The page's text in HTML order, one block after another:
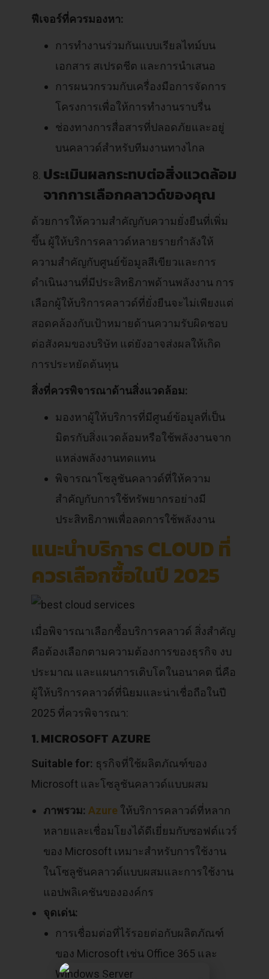
ฟีเจอร์ที่ควรมองหา:
การทำงานร่วมกันแบบเรียลไทม์บน
เอกสาร สเปรดชีต และการนำเสนอ
การผนวกรวมกับเครื่องมือการจัดการ
โครงการเพื่อให้การทำงานราบรื่น
ช่องทางการสื่อสารที่ปลอดภัยและอยู่
บนคลาวด์สำหรับทีมงานทางไกล
ประเมินผลกระทบต่อสิ่งแวดล้อม
จากการเลือกคลาวด์ของคุณ
ด้วยการให้ความสำคัญกับความยั่งยืนที่เพิ่ม
ขึ้น ผู้ให้บริการคลาวด์หลายรายกำลังให้
ความสำคัญกับศูนย์ข้อมูลสีเขียวและการ
ดำเนินงานที่มีประสิทธิภาพด้านพลังงาน การ
เลือกผู้ให้บริการคลาวด์ที่ยั่งยืนจะไม่เพียงแต่
สอดคล้องกับเป้าหมายด้านความรับผิดชอบ
ต่อสังคมของบริษัท แต่ยังอาจส่งผลให้เกิด
การประหยัดต้นทุน
สิ่งที่ควรพิจารณาด้านสิ่งแวดล้อม:
มองหาผู้ให้บริการที่มีศูนย์ข้อมูลที่เป็น
มิตรกับสิ่งแวดล้อมหรือใช้พลังงานจาก
แหล่งพลังงานทดแทน
พิจารณาโซลูชันคลาวด์ที่ให้ความ
สำคัญกับการใช้ทรัพยากรอย่างมี
ประสิทธิภาพเพื่อลดการใช้พลังงาน
แนะนำบริการ CLOUD ที่
ควรเลือกซื้อในปี 2025
เมื่อพิจารณาเลือกซื้อบริการคลาวด์ สิ่งสำคัญ
คือต้องเลือกตามความต้องการของธุรกิจ งบ
ประมาณ และแผนการเติบโตในอนาคต นี่คือ
ผู้ให้บริการคลาวด์ที่นิยมและน่าเชื่อถือในปี
2025 ที่ควรพิจารณา:
1. MICROSOFT AZURE
Suitable for: ธุรกิจที่ใช้ผลิตภัณฑ์ของ
Microsoft และโซลูชันคลาวด์แบบผสม
ภาพรวม:Azure ให้บริการคลาวด์ที่หลาก
หลายและเชื่อมโยงได้ดีเยี่ยมกับซอฟต์แวร์
ของ Microsoft เหมาะสำหรับการใช้งาน
ในโซลูชันคลาวด์แบบผสมและการใช้งาน
แอปพลิเคชันขององค์กร
จุดเด่น:
การเชื่อมต่อที่ไร้รอยต่อกับผลิตภัณฑ์
ของ Microsoft เช่น Office 365 และ
Windows Server